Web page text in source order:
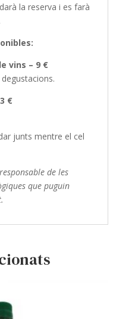
la reserva i es farà
vins – 9 €
€
junts mentre el cel
de les
que puguin